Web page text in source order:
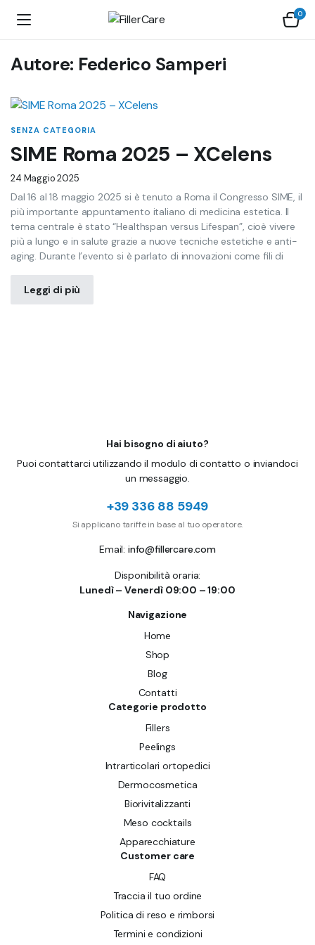
0
Autore: Federico Samperi
SENZA CATEGORIA
SIME Roma 2025 – XCelens
24 Maggio 2025
Dal 16 al 18 maggio 2025 si è tenuto a Roma il Congresso SIME, il
più importante appuntamento italiano di medicina estetica. Il
tema centrale è stato “Healthspan versus Lifespan”, cioè vivere
più a lungo e in salute grazie a nuove tecniche estetiche e anti-
aging. Durante l’evento si è parlato di innovazioni come fili di
Leggi di più
Hai bisogno di aiuto?
Puoi contattarci utilizzando il modulo di contatto o inviandoci
un messaggio.
+39 336 88 5949
Si applicano tariffe in base al tuo operatore.
Email: info@fillercare.com
Disponibilità oraria:
Lunedì – Venerdì 09:00 – 19:00
Navigazione
Home
Shop
Blog
Contatti
Categorie prodotto
Fillers
Peelings
Intrarticolari ortopedici
Dermocosmetica
Biorivitalizzanti
Meso cocktails
Apparecchiature
Customer care
FAQ
Traccia il tuo ordine
Politica di reso e rimborsi
Termini e condizioni